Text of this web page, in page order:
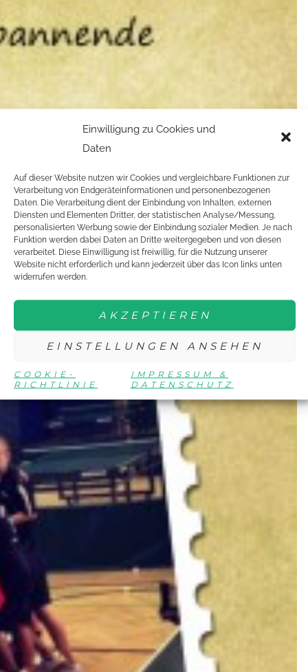
Einwilligung zu Cookies und
Daten
Auf dieser Website nutzen wir Cookies und vergleichbare Funktionen zur
Verarbeitung von Endgeräteinformationen und personenbezogenen
Daten. Die Verarbeitung dient der Einbindung von Inhalten, externen
Diensten und Elementen Dritter, der statistischen Analyse/Messung,
personalisierten Werbung sowie der Einbindung sozialer Medien. Je nach
Funktion werden dabei Daten an Dritte weitergegeben und von diesen
verarbeitet. Diese Einwilligung ist freiwillig, für die Nutzung unserer
Website nicht erforderlich und kann jederzeit über das Icon links unten
widerrufen werden.
AKZEPTIEREN
EINSTELLUNGEN ANSEHEN
COOKIE-
RICHTLINIE
IMPRESSUM &
DATENSCHUTZ